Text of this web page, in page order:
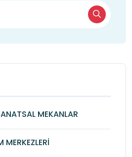
MEKANLAR
MERKEZLERİ